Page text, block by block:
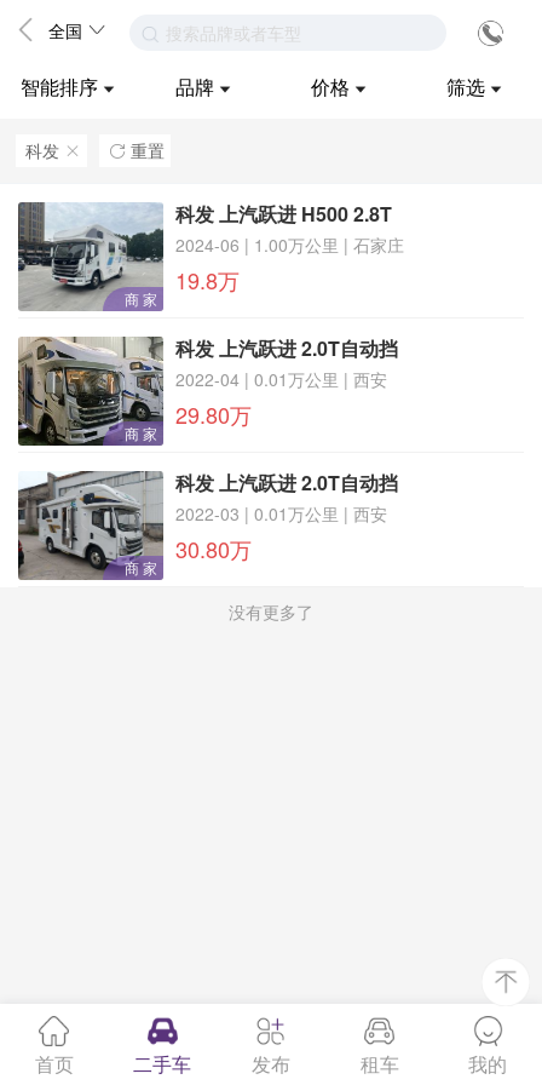
全国 搜索品牌或者车型
智能排序 品牌 价格 筛选
科发 ဆ  重置
商 家
科发 上汽跃进 H500 2.8T
2024-06 | 1.00万公里 | 石家庄
19.8万
商 家
科发 上汽跃进 2.0T自动挡
2022-04 | 0.01万公里 | 西安
29.80万
商 家
科发 上汽跃进 2.0T自动挡
2022-03 | 0.01万公里 | 西安
30.80万
没有更多了
首页 二手车 发布 租车 我的